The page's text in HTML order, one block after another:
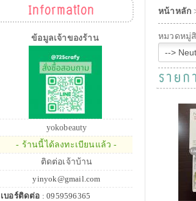
Information
ข้อมูลเจ้าของร้าน
yokobeauty
- ร้านนี้ได้ลงทะเบียนแล้ว -
ติดต่อเจ้าบ้าน
yinyok@gmail.com
เบอร์ติดต่อ : 0959596365
หน้าหลัก
หมวดหมู่
ราย